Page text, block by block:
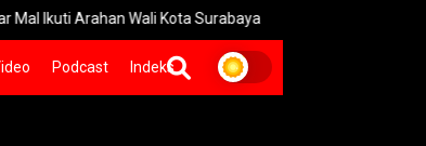
Arahan Wali Kota Surabaya Geger! Polisi Sita 996
Podcast Indeks